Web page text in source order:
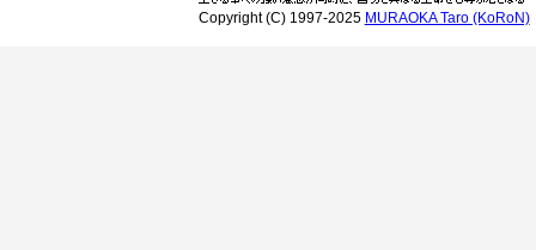
Copyright (C) 1997-2025 MURAOKA Taro (KoRoN)